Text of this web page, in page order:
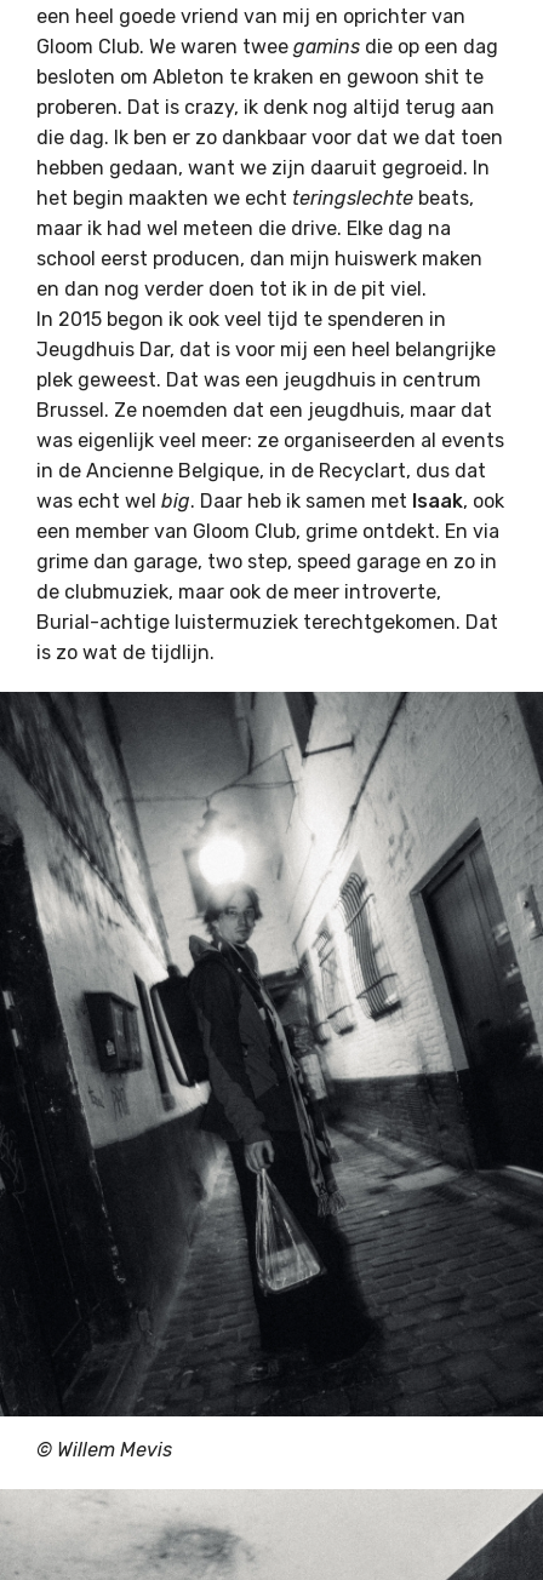
een heel goede vriend van mij en oprichter van
Gloom Club. We waren twee gamins die op een dag
besloten om Ableton te kraken en gewoon shit te
proberen. Dat is crazy, ik denk nog altijd terug aan
die dag. Ik ben er zo dankbaar voor dat we dat toen
hebben gedaan, want we zijn daaruit gegroeid. In
het begin maakten we echt teringslechte beats,
maar ik had wel meteen die drive. Elke dag na
school eerst producen, dan mijn huiswerk maken
en dan nog verder doen tot ik in de pit viel.
In 2015 begon ik ook veel tijd te spenderen in
Jeugdhuis Dar, dat is voor mij een heel belangrijke
plek geweest. Dat was een jeugdhuis in centrum
Brussel. Ze noemden dat een jeugdhuis, maar dat
was eigenlijk veel meer: ze organiseerden al events
in de Ancienne Belgique, in de Recyclart, dus dat
was echt wel big. Daar heb ik samen met Isaak, ook
een member van Gloom Club, grime ontdekt. En via
grime dan garage, two step, speed garage en zo in
de clubmuziek, maar ook de meer introverte,
Burial-achtige luistermuziek terechtgekomen. Dat
is zo wat de tijdlijn.
© Willem Mevis